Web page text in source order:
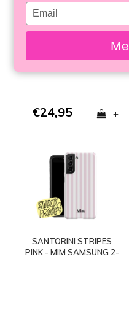
SUGAR RUSH - MIM
SAMSUNG 2 LAYER
€24,95 +
SANTORINI STRIPES
PINK - MIM SAMSUNG 2-
name
Type
your
email